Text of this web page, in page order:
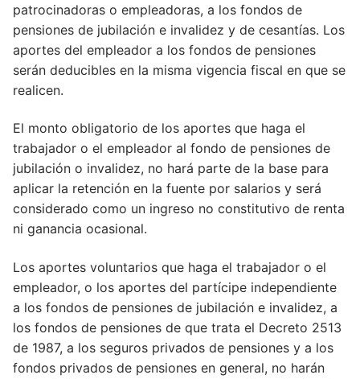
patrocinadoras o empleadoras, a los fondos de
pensiones de jubilación e invalidez y de cesantías. Los
aportes del empleador a los fondos de pensiones
serán deducibles en la misma vigencia fiscal en que se
realicen.
El monto obligatorio de los aportes que haga el
trabajador o el empleador al fondo de pensiones de
jubilación o invalidez, no hará parte de la base para
aplicar la retención en la fuente por salarios y será
considerado como un ingreso no constitutivo de renta
ni ganancia ocasional.
Los aportes voluntarios que haga el trabajador o el
empleador, o los aportes del partícipe independiente
a los fondos de pensiones de jubilación e invalidez, a
los fondos de pensiones de que trata el Decreto 2513
de 1987, a los seguros privados de pensiones y a los
fondos privados de pensiones en general, no harán